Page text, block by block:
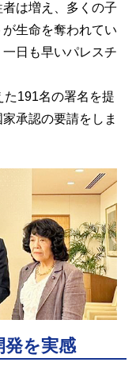
は増え、多くの子
生命を奪われてい
日も早いパレスチ
191名の署名を提
承認の要請をしま
発を実感